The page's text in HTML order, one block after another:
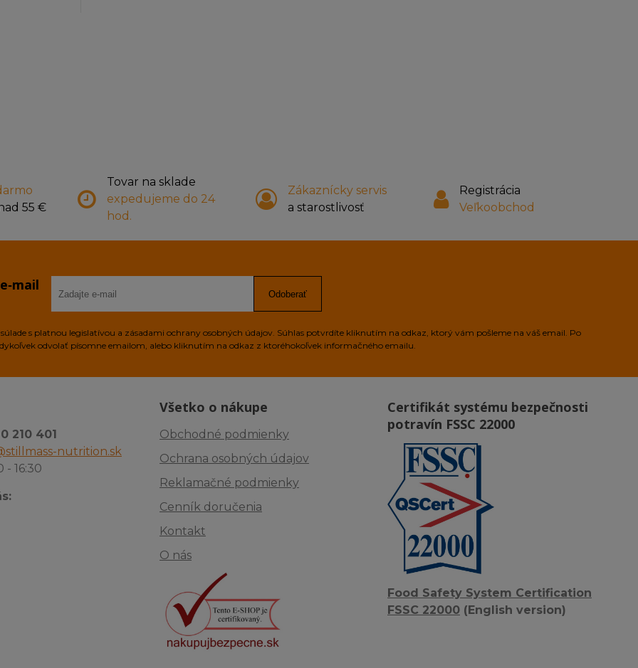
55 €
Tovar na sklade
expedujeme do 24
hod.
Zákaznícky servis
a starostlivosť
Registrácia
Veľkoobchod
Odoberať
s platnou legislatívou a zásadami ochrany osobných údajov. Súhlas potvrdíte kliknutím na odkaz, ktorý vám pošleme na váš email. Po
odvolať písomne emailom, alebo kliknutím na odkaz z ktoréhokoľvek informačného emailu.
210 401
nutrition.sk
- 16:30
Všetko o nákupe
Obchodné podmienky
Ochrana osobných údajov
Reklamačné podmienky
Cenník doručenia
Kontakt
O nás
Certifikát systému bezpečnosti
potravín FSSC 22000
Food Safety System Certification
FSSC 22000 (English version)